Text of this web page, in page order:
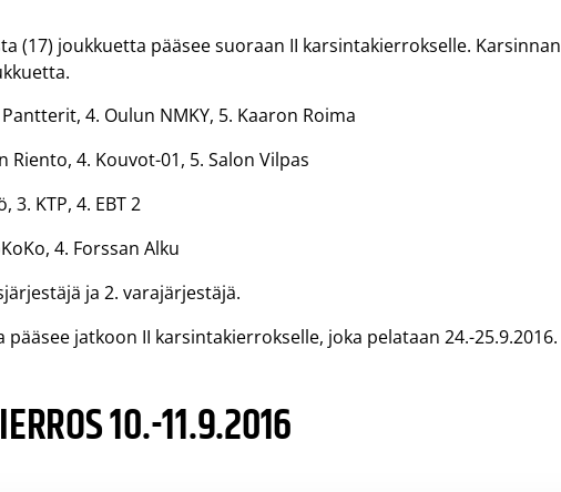
(17) joukkuetta pääsee suoraan II karsintakierrokselle. Karsinnan
4. Oulun NMKY, 5. Kaaron Roima
Riento, 4. Kouvot-01, 5. Salon Vilpas
3. KTP, 4. EBT 2
4. Forssan Alku
ja 2. varajärjestäjä.
jatkoon II karsintakierrokselle, joka pelataan 24.-25.9.2016.
10.-11.9.2016